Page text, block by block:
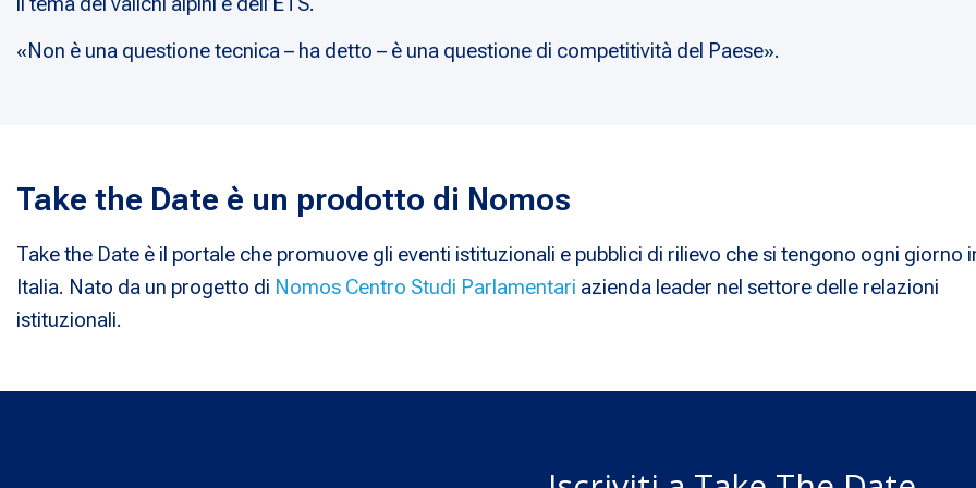
«Non è una questione tecnica – ha detto – è una questione di competitività del Paese».
Take the Date è un prodotto di Nomos
Take the Date è il portale che promuove gli eventi istituzionali e pubblici di rilievo che si tengono ogni giorno
Italia. Nato da un progetto di Nomos Centro Studi Parlamentari azienda leader nel settore delle relazioni
istituzionali.